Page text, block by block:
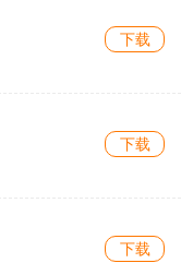
下载
下载
下载